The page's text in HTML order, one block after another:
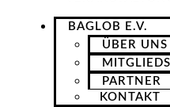
BAGLOB E.V.
ÜBER UNS
PARTNER
KONTAKT